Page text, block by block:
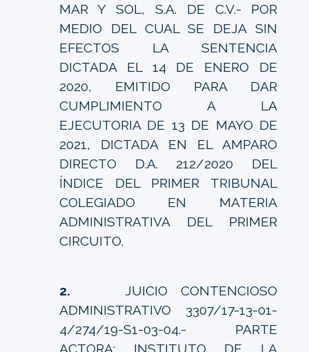
MAR Y SOL, S.A. DE C.V.- POR
MEDIO DEL CUAL SE DEJA SIN
EFECTOS LA SENTENCIA
DICTADA EL 14 DE ENERO DE
2020, EMITIDO PARA DAR
CUMPLIMIENTO A LA
EJECUTORIA DE 13 DE MAYO DE
2021, DICTADA EN EL AMPARO
DIRECTO D.A. 212/2020 DEL
ÍNDICE DEL PRIMER TRIBUNAL
COLEGIADO EN MATERIA
ADMINISTRATIVA DEL PRIMER
CIRCUITO.
2.
JUICIO CONTENCIOSO
ADMINISTRATIVO 3307/17-13-01-
4/274/19-S1-03-04.- PARTE
ACTORA: INSTITUTO DE LA